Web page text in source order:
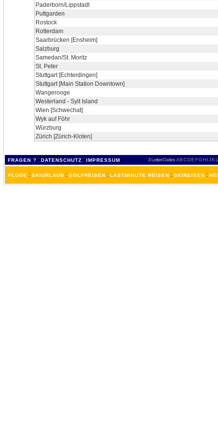
Paderborn/Lippstadt
Puttgarden
Rostock
Rotterdam
Saarbrücken [Ensheim]
Salzburg
Samedan/St. Moritz
St. Peter
Stuttgart [Echterdingen]
Stuttgart [Main Station Downtown]
Wangerooge
Westerland - Sylt Island
Wien [Schwechat]
Wyk auf Föhr
Würzburg
Zürich [Zürich-Kloten]
FRAGEN ? : DATENSCHUTZ : IMPRESSUM 3 Letter-Codes ABCDEFGH IJKL
FLÜGE : SKIURLAUB : GOLFREISEN : LASTMINUTE REISEN : SKIREISEN :